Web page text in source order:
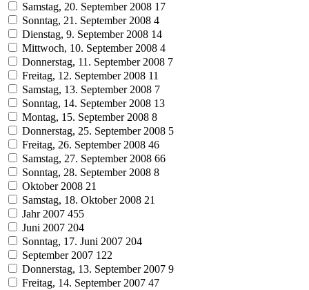
Samstag, 20. September 2008 17
Sonntag, 21. September 2008 4
Dienstag, 9. September 2008 14
Mittwoch, 10. September 2008 4
Donnerstag, 11. September 2008 7
Freitag, 12. September 2008 11
Samstag, 13. September 2008 7
Sonntag, 14. September 2008 13
Montag, 15. September 2008 8
Donnerstag, 25. September 2008 5
Freitag, 26. September 2008 46
Samstag, 27. September 2008 66
Sonntag, 28. September 2008 8
Oktober 2008 21
Samstag, 18. Oktober 2008 21
Jahr 2007 455
Juni 2007 204
Sonntag, 17. Juni 2007 204
September 2007 122
Donnerstag, 13. September 2007 9
Freitag, 14. September 2007 47